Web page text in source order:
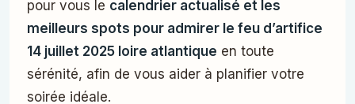
pour vous le calendrier actualisé et les
meilleurs spots pour admirer le feu d’artifice
14 juillet 2025 loire atlantique en toute
sérénité, afin de vous aider à planifier votre
soirée idéale.